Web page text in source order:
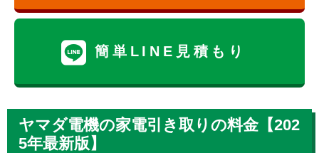
簡単LINE見積もり
ヤマダ電機の家電引き取りの料金【202
5年最新版】